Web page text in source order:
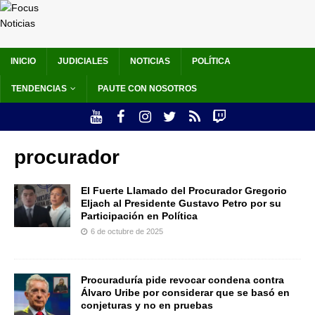
INICIO JUDICIALES NOTICIAS POLÍTICA
TENDENCIAS PAUTE CON NOSOTROS
procurador
El Fuerte Llamado del Procurador Gregorio
Eljach al Presidente Gustavo Petro por su
Participación en Política
6 de octubre de 2025
Procuraduría pide revocar condena contra
Álvaro Uribe por considerar que se basó en
conjeturas y no en pruebas